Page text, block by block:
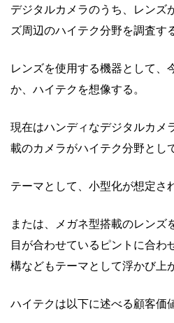
デジタルカメラのうち、レンズ
ズ周辺のハイテク分野を調査す
レンズを使用する機器として、
か、ハイテクを想像する。
現在はハンディなデジタルカメ
載のカメラがハイテク分野とし
テーマとして、小型化が想定さ
または、メガネ型搭載のレンズ
目が合わせているピントに合わ
構などもテーマとして浮かび上
ハイテクは以下に述べる顧客価